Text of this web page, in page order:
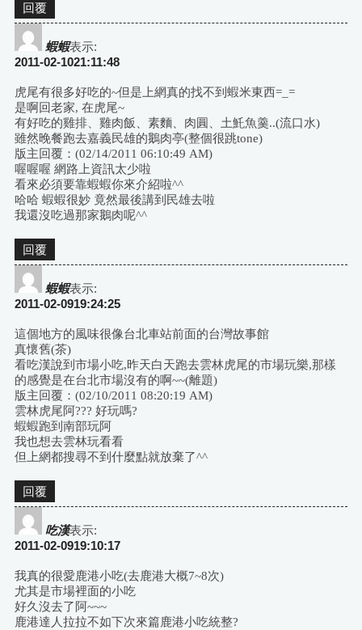
回覆
蝦蝦表示:
2011-02-1021:11:48
虎尾有很多好吃的~但是上網真的找不到蝦米東西=_=
是啊回老家, 在虎尾~
有好吃的雞排、雞肉飯、素麵、肉圓、土魠魚羹..(流口水)
雖然晚餐跑去嘉義民雄的鵝肉亭(整個很跳tone)
版主回覆：(02/14/2011 06:10:49 AM)
喔喔喔 網路上資訊太少啦
看來必須要靠蝦蝦你來介紹啦^^
哈哈 蝦蝦很妙 竟然最後講到民雄去啦
我還沒吃過那家鵝肉呢^^
回覆
蝦蝦表示:
2011-02-0919:24:25
這個地方的風味很像台北車站前面的台灣故事館
真懷舊(茶)
看吃漢說到市場小吃,昨天白天跑去雲林虎尾的市場玩樂,那樣
的感覺是在台北市場沒有的啊~~(離題)
版主回覆：(02/10/2011 08:20:19 AM)
雲林虎尾阿??? 好玩嗎?
蝦蝦跑到南部玩阿
我也想去雲林玩看看
但上網都搜尋不到什麼點就放棄了^^
回覆
吃漢表示:
2011-02-0919:10:17
我真的很愛鹿港小吃(去鹿港大概7~8次)
尤其是市場裡面的小吃
好久沒去了阿~~~
鹿港達人拉拉不如下次來篇鹿港小吃統整?